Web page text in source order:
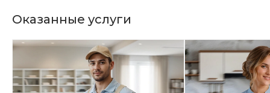
Оказанные услуги